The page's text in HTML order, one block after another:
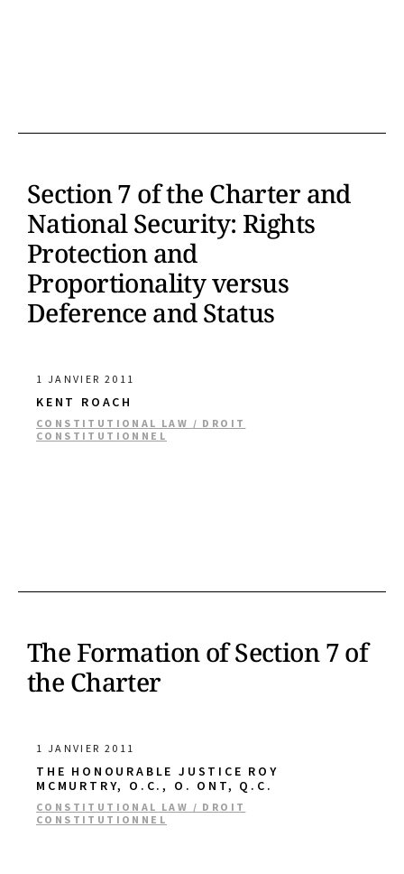
Section 7 of the Charter and
National Security: Rights
Protection and
Proportionality versus
Deference and Status
1 JANVIER 2011
KENT ROACH
CONSTITUTIONAL LAW / DROIT
CONSTITUTIONNEL
The Formation of Section 7 of
the Charter
1 JANVIER 2011
THE HONOURABLE JUSTICE ROY
MCMURTRY, O.C., O. ONT, Q.C.
CONSTITUTIONAL LAW / DROIT
CONSTITUTIONNEL